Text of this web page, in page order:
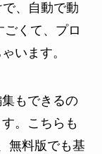
、自動で動
ごくて、プロ
います。
もできるの
。こちらも
無料版でも基